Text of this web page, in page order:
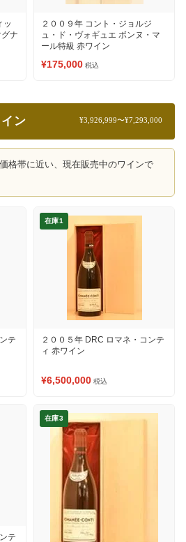
ッ
ナ
２００９年 コント・ジョルジ
ュ・ド・ヴォギュエ ボンヌ・マ
ール特級 赤ワイン
¥175,000 税込
ン ¥3,926,999〜¥7,293,000
格帯に近い、現在販売中のワインで
テ
在庫1
２００５年 DRC ロマネ・コンテ
ィ 赤ワイン
¥6,500,000 税込
テ
在庫3